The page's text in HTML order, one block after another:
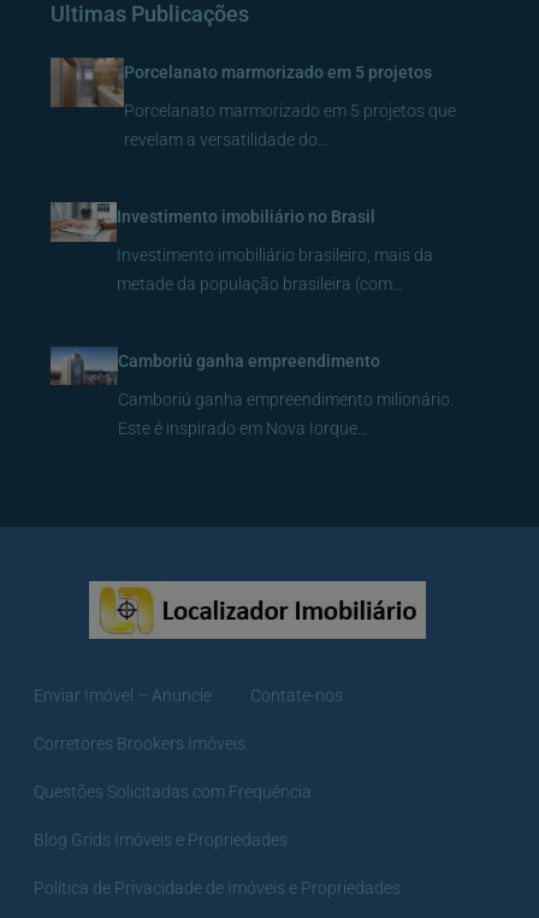
Ultimas Publicações
Porcelanato marmorizado em 5 projetos
Porcelanato marmorizado em 5 projetos que
revelam a versatilidade do…
Investimento imobiliário no Brasil
Investimento imobiliário brasileiro, mais da
metade da população brasileira (com…
Camboriú ganha empreendimento
Camboriú ganha empreendimento milionário.
Este é inspirado em Nova Iorque…
Enviar Imóvel – Anuncie Contate-nos
Corretores Brookers Imóveis
Questões Solicitadas com Frequência
Blog Grids Imóveis e Propriedades
Política de Privacidade de Imóveis e Propriedades